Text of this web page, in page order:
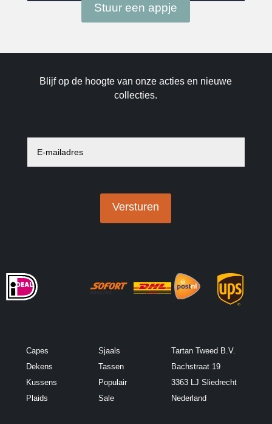
Stuur een appje
Blijf op de hoogte van onze acties en nieuwe
collecties.
E
a
Versturen
Capes
Dekens
Kussens
Plaids
Sjaals
Tassen
Populair
Sale
Tartan Tweed B.V.
Bachstraat 19
3363 LJ Sliedrecht
Nederland